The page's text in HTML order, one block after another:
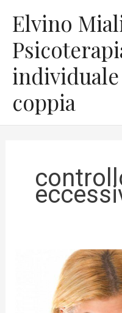
contenuto
Elvino
coppia
ossessivo
compulsivo:
a
t
e
g
o
r